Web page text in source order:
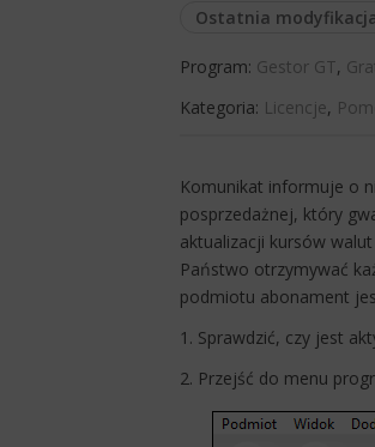
Ostatnia
Program: Gestor GT,
Kategoria: Licencje,
​Komunikat informuje o
posprzedażnej, który
aktualizacji kursów
Państwo otrzymywać
podmiotu abonament
1. Sprawdzić, czy jest
2. Przejść do menu